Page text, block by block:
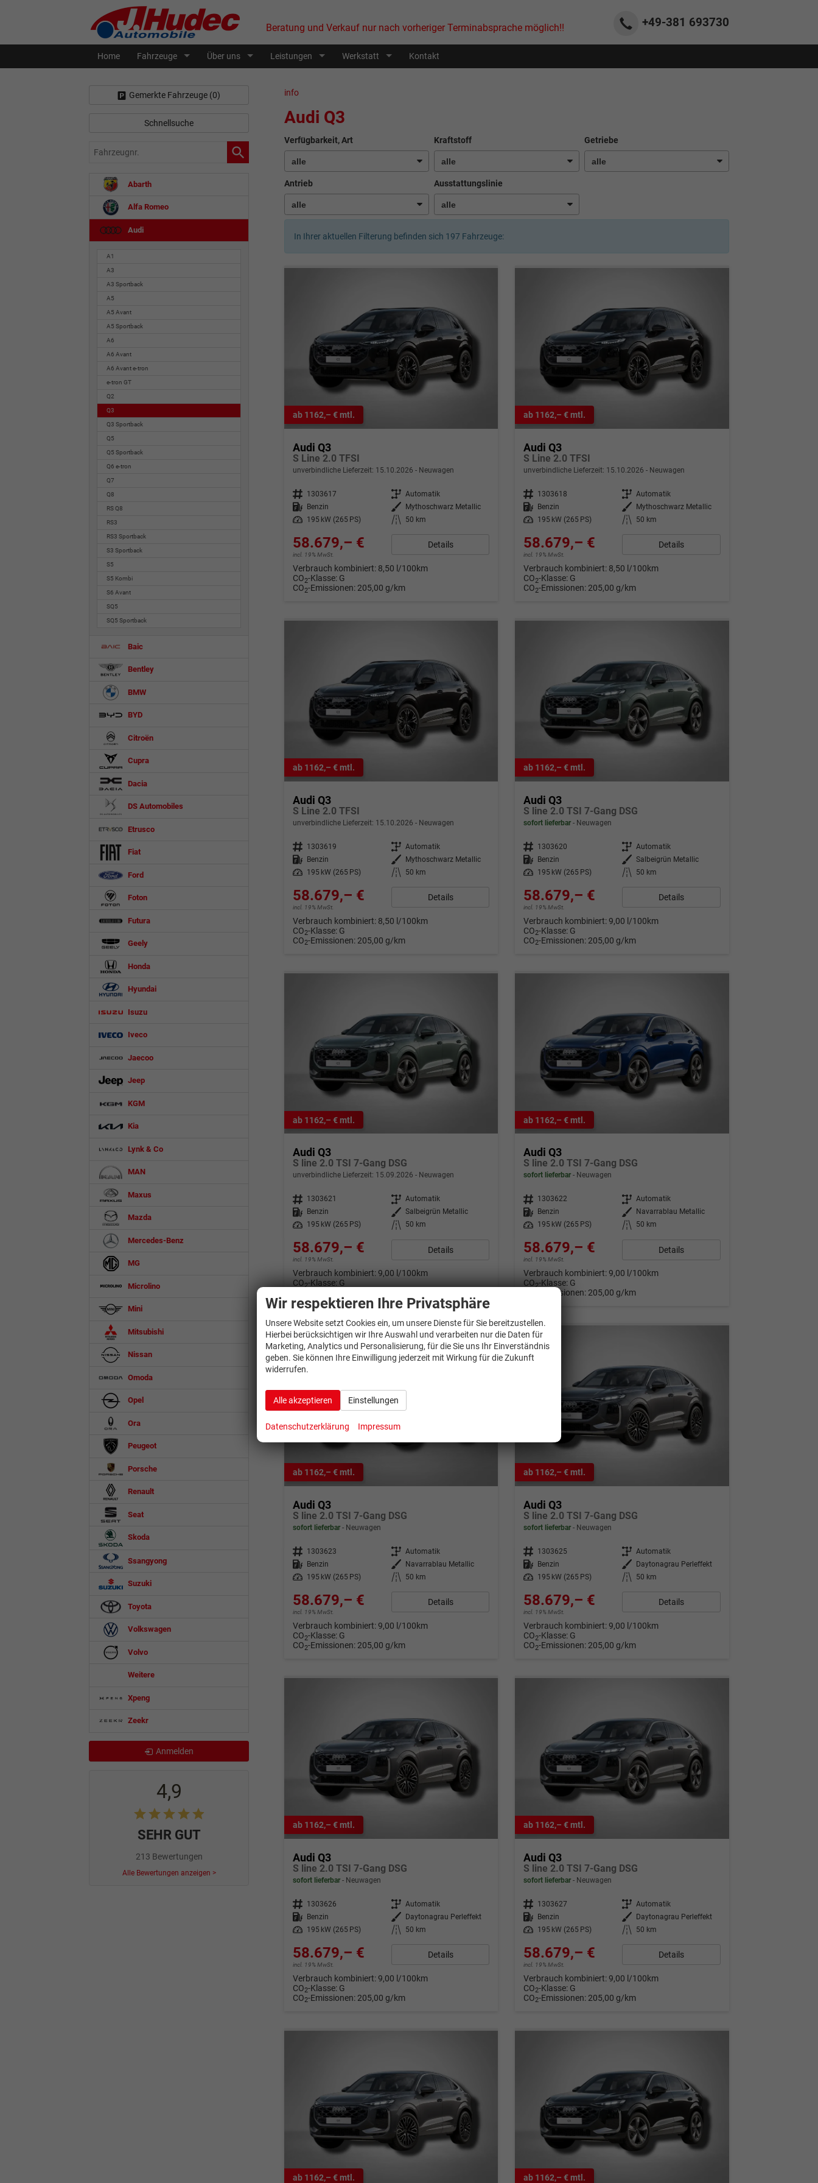
+49-381 693730
Beratung und Verkauf nur nach vorheriger Terminabsprache möglich!!
Home Fahrzeuge Über uns Leistungen Werkstatt Kontakt
info
Audi Q3
Verfügbarkeit, Art Kraftstoff Getriebe
Antrieb Ausstattungslinie
In Ihrer aktuellen Filterung befinden sich 197 Fahrzeuge:
ab 1162,– € mtl.
Audi Q3
S Line 2.0 TFSI
unverbindliche Lieferzeit: 15.10.2026 Neuwagen
Fahrzeugnr. 1303617 Getriebe Automatik
Kraftstoff
Benzin Außenfarbe
Mythoschwarz Metallic
Leistung
195 kW (265 PS) Kilometerstand 50 km
58.679,– €
incl. 19% MwSt.
Details
Verbrauch kombiniert: 8,50 l/100km
CO2-Klasse: G
CO2-Emissionen: 205,00 g/km
ab 1162,– € mtl.
Audi Q3
S Line 2.0 TFSI
unverbindliche Lieferzeit: 15.10.2026 Neuwagen
Fahrzeugnr. 1303618 Getriebe Automatik
Kraftstoff
Benzin Außenfarbe
Mythoschwarz Metallic
Leistung
195 kW (265 PS) Kilometerstand 50 km
58.679,– €
incl. 19% MwSt.
Details
Verbrauch kombiniert: 8,50 l/100km
CO2-Klasse: G
CO2-Emissionen: 205,00 g/km
ab 1162,– € mtl.
Audi Q3
S Line 2.0 TFSI
unverbindliche Lieferzeit: 15.10.2026 Neuwagen
Fahrzeugnr. 1303619 Getriebe Automatik
Kraftstoff Benzin Außenfarbe
Mythoschwarz Metallic
Leistung
195 kW (265 PS) Kilometerstand 50 km
58.679,– €
incl. 19% MwSt.
Details
Verbrauch kombiniert: 8,50 l/100km
CO2-Klasse: G
CO2-Emissionen: 205,00 g/km
ab 1162,– € mtl.
Audi Q3
S line 2.0 TSI 7-Gang DSG
sofort lieferbar Neuwagen
Fahrzeugnr. 1303620 Getriebe Automatik
Kraftstoff Benzin Außenfarbe Salbeigrün Metallic
Leistung
195 kW (265 PS) Kilometerstand 50 km
58.679,– €
incl. 19% MwSt.
Details
Verbrauch kombiniert:9,00 l/100km
CO2-Klasse: G
CO2-Emissionen: 205,00 g/km
ab 1162,– € mtl.
Audi Q3
S line 2.0 TSI 7-Gang DSG
unverbindliche Lieferzeit: 15.09.2026 Neuwagen
Fahrzeugnr. 1303621 Getriebe Automatik
Kraftstoff
Benzin Außenfarbe Salbeigrün Metallic
Leistung
195 kW (265 PS) Kilometerstand 50 km
58.679,– €
incl. 19% MwSt.
Details
Verbrauch kombiniert:9,00 l/100km
CO2-Klasse: G
ab 1162,– € mtl.
Audi Q3
S line 2.0 TSI 7-Gang DSG
sofort lieferbar Neuwagen
Fahrzeugnr. 1303622 Getriebe Automatik
Kraftstoff
Benzin Außenfarbe
Navarrablau Metallic
Leistung
195 kW (265 PS) Kilometerstand 50 km
58.679,– €
incl. 19% MwSt.
Details
Verbrauch kombiniert:9,00 l/100km
CO2-Klasse: G
-Emissionen: 205,00 g/km
ab 1162,– € mtl.
Audi Q3
S line 2.0 TSI 7-Gang DSG
sofort lieferbar Neuwagen
Fahrzeugnr. 1303623 Getriebe Automatik
Kraftstoff
Benzin Außenfarbe
Navarrablau Metallic
Leistung
195 kW (265 PS) Kilometerstand 50 km
58.679,– €
incl. 19% MwSt.
Details
Verbrauch kombiniert:9,00 l/100km
CO2-Klasse: G
CO2-Emissionen: 205,00 g/km
ab 1162,– € mtl.
Audi Q3
S line 2.0 TSI 7-Gang DSG
sofort lieferbar Neuwagen
Fahrzeugnr. 1303625 Getriebe Automatik
Kraftstoff
Benzin Außenfarbe
Daytonagrau Perleffekt
Leistung
195 kW (265 PS) Kilometerstand 50 km
58.679,– €
incl. 19% MwSt.
Details
Verbrauch kombiniert:9,00 l/100km
CO2-Klasse: G
CO2-Emissionen: 205,00 g/km
ab 1162,– € mtl.
Audi Q3
S line 2.0 TSI 7-Gang DSG
sofort lieferbar Neuwagen
Fahrzeugnr. 1303626 Getriebe Automatik
Kraftstoff Benzin Außenfarbe
Daytonagrau Perleffekt
Leistung
195 kW (265 PS) Kilometerstand 50 km
58.679,– €
incl. 19% MwSt.
Details
Verbrauch kombiniert:9,00 l/100km
CO2-Klasse: G
CO2-Emissionen: 205,00 g/km
ab 1162,– € mtl.
Audi Q3
S line 2.0 TSI 7-Gang DSG
sofort lieferbar Neuwagen
Fahrzeugnr. 1303627 Getriebe Automatik
Kraftstoff Benzin Außenfarbe
Daytonagrau Perleffekt
Leistung
195 kW (265 PS) Kilometerstand 50 km
58.679,– €
incl. 19% MwSt.
Details
Verbrauch kombiniert:9,00 l/100km
CO2-Klasse: G
CO2-Emissionen: 205,00 g/km
ab 1162,– € mtl. ab 1162,– € mtl.
Gemerkte Fahrzeuge (0)
Schnellsuche
Fahrzeugnr.
Abarth
Alfa Romeo
Audi
A1
A3
A3 Sportback
A5
A5 Avant
A5 Sportback
A6
A6 Avant
A6 Avant e-tron
e-tron GT
Q2
Q3
Q3 Sportback
Q5
Q5 Sportback
Q6 e-tron
Q7
Q8
RS Q8
RS3
RS3 Sportback
S3 Sportback
S5
S5 Kombi
S6 Avant
SQ5
SQ5 Sportback
Baic
Bentley
BMW
BYD
Citroën
Cupra
Dacia
DS Automobiles
Etrusco
Fiat
Ford
Foton
Futura
Geely
Honda
Hyundai
Isuzu
Iveco
Jaecoo
Jeep
KGM
Kia
Lynk & Co
MAN
Maxus
Mazda
Mercedes-Benz
MG
Microlino
Mini
Mitsubishi
Nissan
Omoda
Opel
Ora
Peugeot
Porsche
Renault
Seat
Skoda
Ssangyong
Suzuki
Toyota
Volkswagen
Volvo
Weitere
Xpeng
Zeekr
Anmelden
4,9
SEHR GUT
213 Bewertungen
Alle Bewertungen anzeigen >
Wir respektieren Ihre Privatsphäre
Unsere Website setzt Cookies ein, um unsere Dienste für Sie bereitzustellen.
Hierbei berücksichtigen wir Ihre Auswahl und verarbeiten nur die Daten für
Marketing, Analytics und Personalisierung, für die Sie uns Ihr Einverständnis
geben. Sie können Ihre Einwilligung jederzeit mit Wirkung für die Zukunft
widerrufen.
Alle akzeptieren Einstellungen
Datenschutzerklärung Impressum